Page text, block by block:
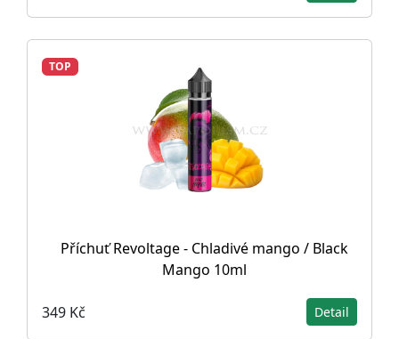
TOP
Příchuť Revoltage - Chladivé mango / Black
Mango 10ml
349 Kč Detail